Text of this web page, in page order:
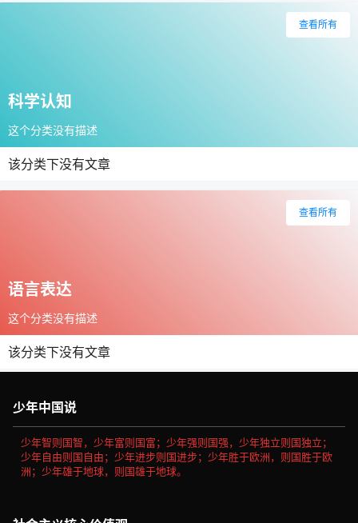
科学认知
这个分类没有描述
查看所有
该分类下没有文章
语言表达
这个分类没有描述
查看所有
该分类下没有文章
少年中国说
少年智则国智，少年富则国富；少年强则国强，少年独立则国独立；
少年自由则国自由；少年进步则国进步；少年胜于欧洲，则国胜于欧
洲；少年雄于地球，则国雄于地球。